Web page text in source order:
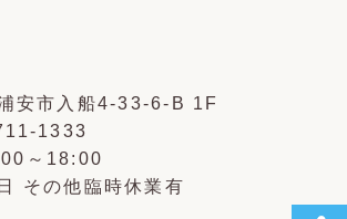
安市入船4-33-6-B 1F
1333
～18:00
その他臨時休業有